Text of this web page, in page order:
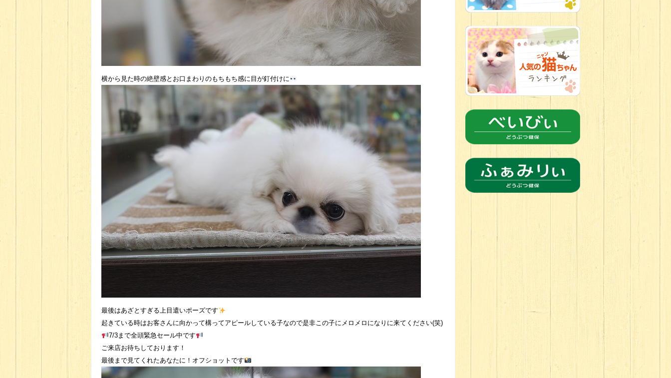
横から見た時の絶壁感とお口まわりのもちもち感に目が釘付けに
最後はあざとすぎる上目遣いポーズです
起きている時はお客さんに向かって構ってアピールしている子なので是非この子にメロメロになりに来てください(笑)
7/3まで全頭緊急セール中です
ご来店お待ちしております！
最後まで見てくれたあなたに！オフショットです
コ
ダラダラな猫
スタッフ
2026.06.27 新入生
2026.06.24
人懐っこすぎ
なわんちゃんず